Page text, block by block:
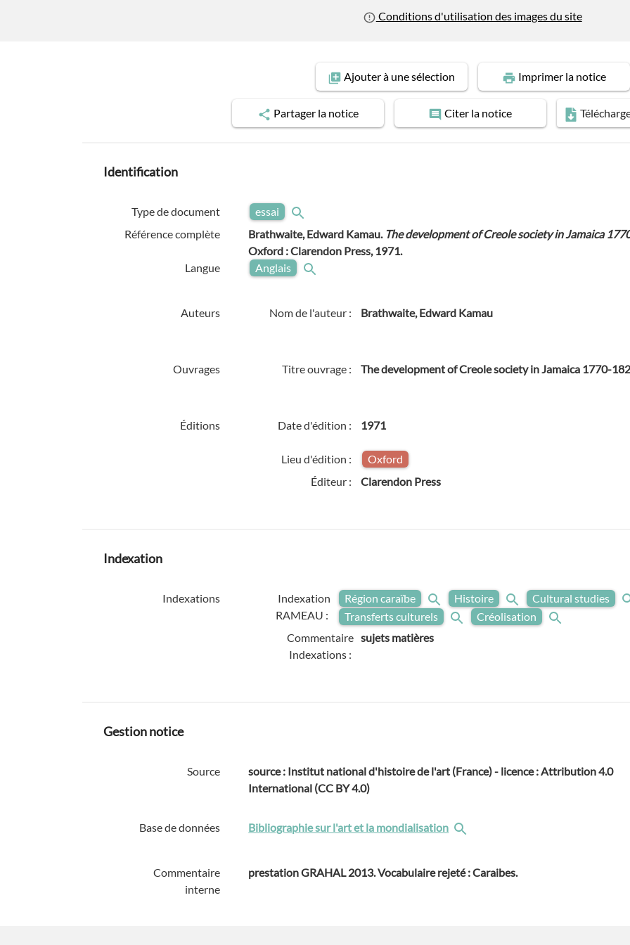
Conditions d'utilisation des images du site
Ajouterà une sélection Imprimerla notice
Partagerla notice Citer la notice
Identification
Type de document
essai
Référence complète
Brathwaite, Edward Kamau. The development of Creole society in Jamaica
Oxford : Clarendon Press, 1971.
Langue
Anglais
Auteurs Nom de l'auteur : Brathwaite, Edward Kamau
Ouvrages Titre ouvrage : The development of Creole society in Jamaica 1770-
Éditions Date d'édition : 1971
Lieu d'édition :
Oxford
Éditeur :
Clarendon Press
Indexation
Indexations
Indexation
RAMEAU :
Région caraïbe Histoire
Cultural studies
Transferts culturels
Créolisation
Commentaire
Indexations :
sujets matières
Gestion notice
Source
source : Institut national d'histoire de l'art (France) - licence : Attribution 4.0
International (CC BY 4.0)
Base de données Bibliographie sur l'art et la mondialisation
Commentaire
interne
prestation GRAHAL 2013. Vocabulaire rejeté : Caraibes.